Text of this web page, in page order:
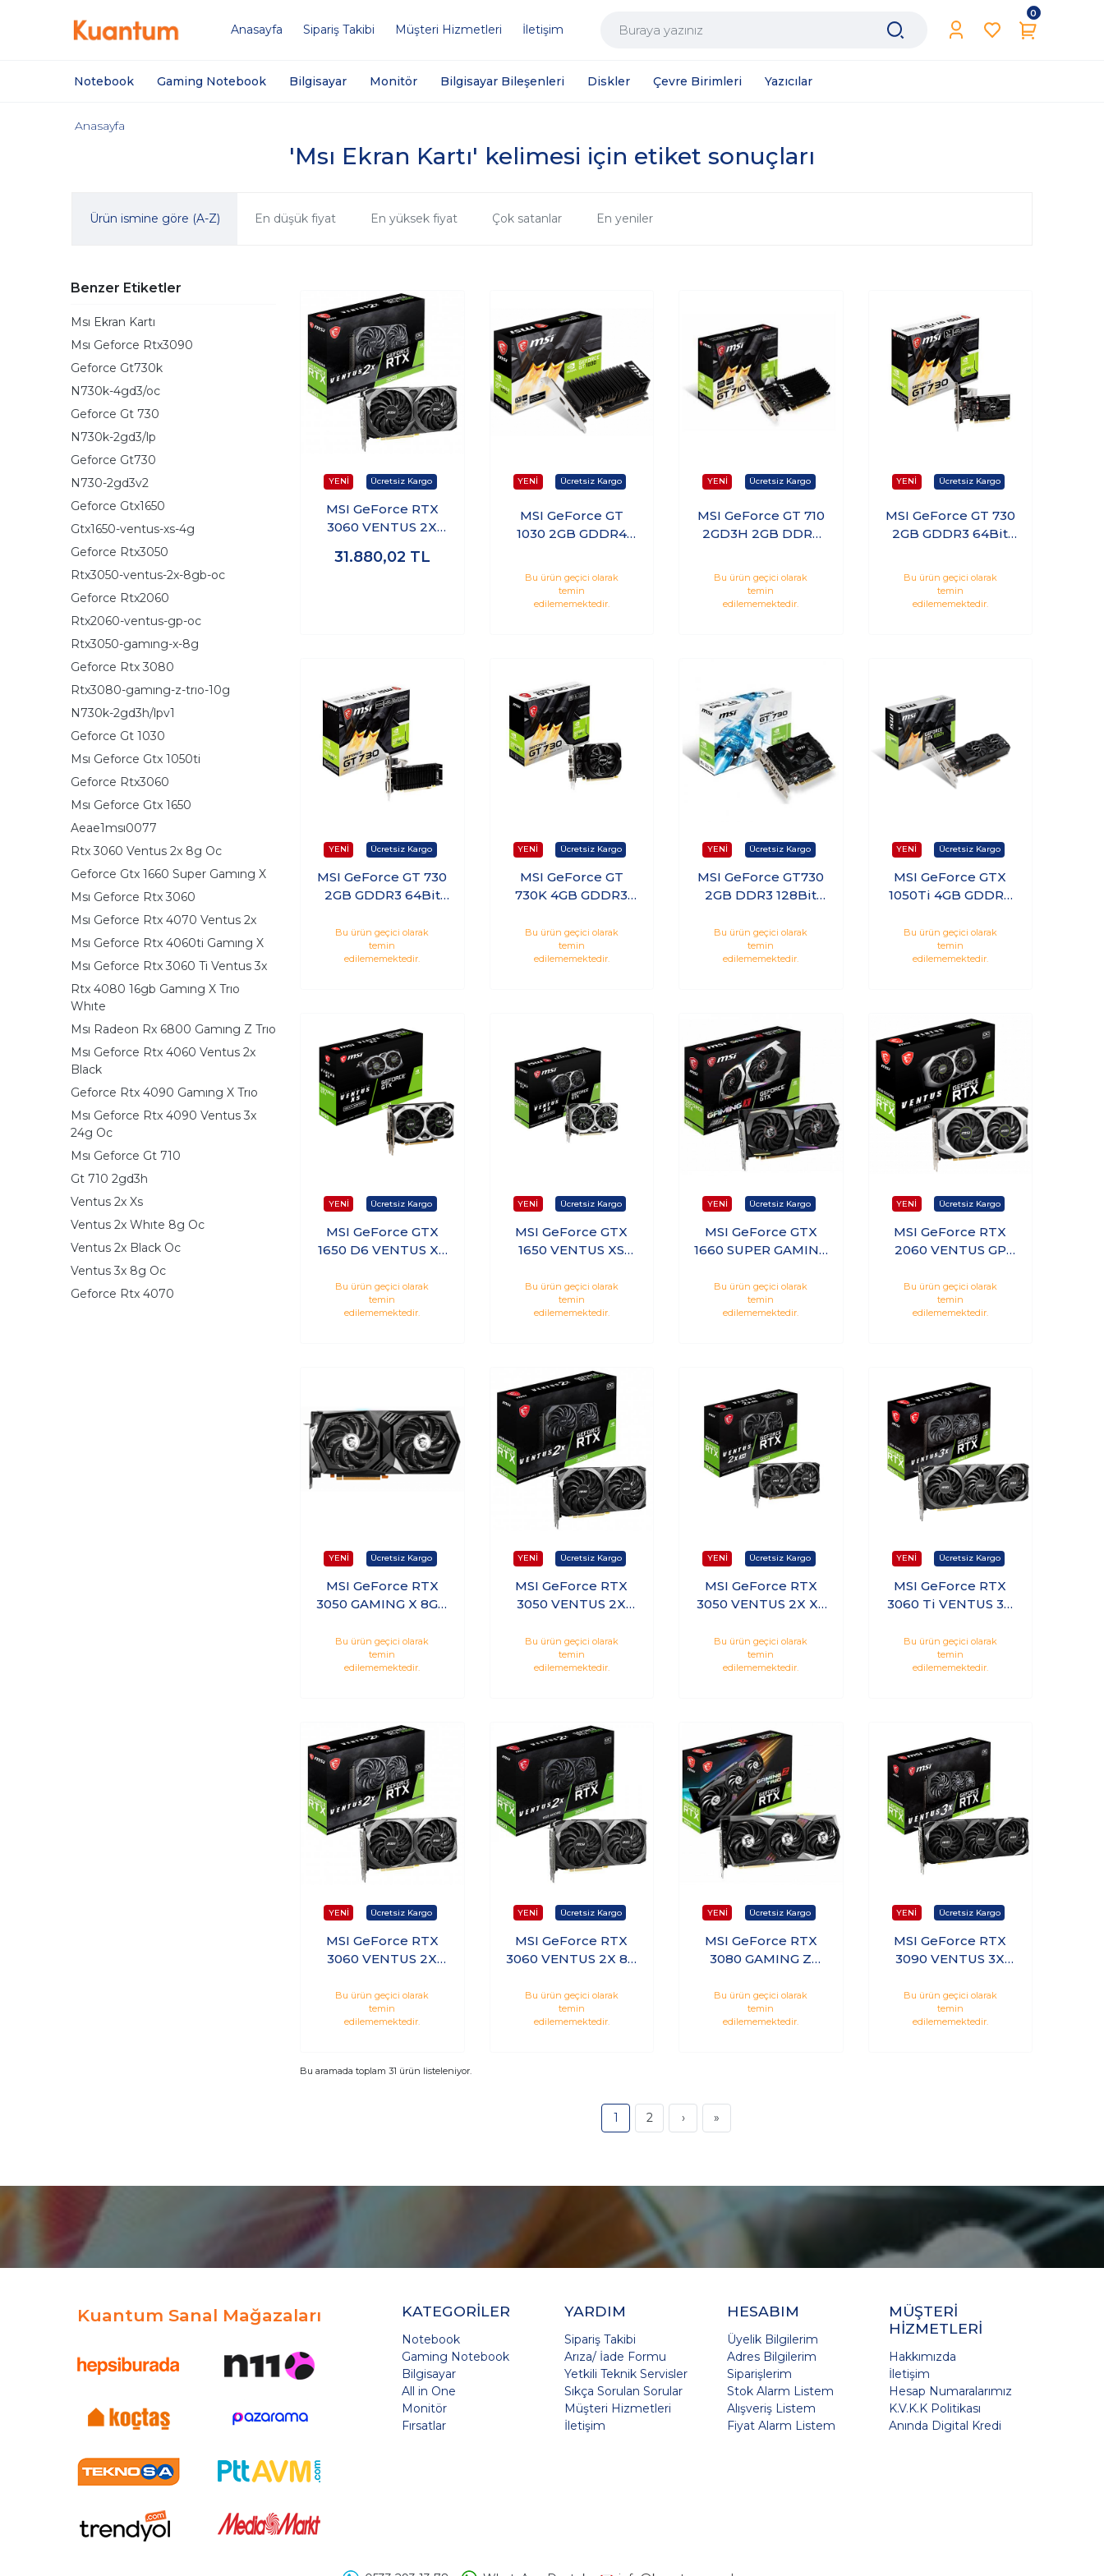
Anasayfa Sipariş Takibi Müşteri Hizmetleri İletişim
0
Notebook Gaming Notebook Bilgisayar Monitör Bilgisayar Bileşenleri Diskler Çevre Birimleri Yazıcılar
'Msı Ekran Kartı' kelimesi için etiket sonuçları
Anasayfa
Ürün ismine göre (A-Z) En düşük fiyat En yüksek fiyat Çok satanlar En yeniler
Benzer Etiketler
Msı Ekran Kartı
Msı Geforce Rtx3090
Geforce Gt730k
N730k-4gd3/oc
Geforce Gt 730
N730k-2gd3/lp
Geforce Gt730
N730-2gd3v2
Geforce Gtx1650
Gtx1650-ventus-xs-4g
Geforce Rtx3050
Rtx3050-ventus-2x-8gb-oc
Geforce Rtx2060
Rtx2060-ventus-gp-oc
Rtx3050-gamıng-x-8g
Geforce Rtx 3080
Rtx3080-gamıng-z-trıo-10g
N730k-2gd3h/lpv1
Geforce Gt 1030
Msı Geforce Gtx 1050ti
Geforce Rtx3060
Msı Geforce Gtx 1650
Aeae1msı0077
Rtx 3060 Ventus 2x 8g Oc
Geforce Gtx 1660 Super Gamıng X
Msı Geforce Rtx 3060
Msı Geforce Rtx 4070 Ventus 2x
Msı Geforce Rtx 4060ti Gamıng X
Msı Geforce Rtx 3060 Ti Ventus 3x
Rtx 4080 16gb Gamıng X Trıo
Whıte
Msı Radeon Rx 6800 Gamıng Z Trıo
Msı Geforce Rtx 4060 Ventus 2x
Black
Geforce Rtx 4090 Gamıng X Trıo
Msı Geforce Rtx 4090 Ventus 3x
24g Oc
Msı Geforce Gt 710
Gt 710 2gd3h
Ventus 2x Xs
Ventus 2x Whıte 8g Oc
Ventus 2x Black Oc
Ventus 3x 8g Oc
Geforce Rtx 4070
MSI GeForce RTX
3060 VENTUS 2X
GDDR6 192Bit
31.880,02 TL
MSI GeForce GT
1030 2GB GDDR4
Bu ürün geçici olarak
temin
edilememektedir.
MSI GeForce GT 710
2GD3H 2GB DDR3
Bu ürün geçici olarak
temin
edilememektedir.
MSI GeForce GT 730
2GB GDDR3 64Bit
Bu ürün geçici olarak
temin
edilememektedir.
MSI GeForce GT 730
2GB GDDR3 64Bit
N730K-2GD3H/LPV1
Bu ürün geçici olarak
temin
edilememektedir.
MSI GeForce GT
730K 4GB GDDR3
Kartı N730K-
4GD3/OC
Bu ürün geçici olarak
temin
edilememektedir.
MSI GeForce GT730
2GB DDR3 128Bit
N730-2GD3V2
Bu ürün geçici olarak
temin
edilememektedir.
MSI GeForce GTX
1050Ti 4GB GDDR5
Kartı
Bu ürün geçici olarak
temin
edilememektedir.
MSI GeForce GTX
1650 D6 VENTUS XS
128Bit Nvidia Ekran
Kartı
Bu ürün geçici olarak
temin
edilememektedir.
MSI GeForce GTX
1650 VENTUS XS
Nvidia Ekran Kartı
Bu ürün geçici olarak
temin
edilememektedir.
MSI GeForce GTX
1660 SUPER GAMING
Nvidia Ekran Kartı
Bu ürün geçici olarak
temin
edilememektedir.
MSI GeForce RTX
2060 VENTUS GP
192Bit Nvidia Ekran
Kartı RTX2060-
Bu ürün geçici olarak
temin
edilememektedir.
MSI GeForce RTX
3050 GAMING X 8GB
Nvidia Ekran Kartı
Bu ürün geçici olarak
temin
edilememektedir.
MSI GeForce RTX
3050 VENTUS 2X
128Bit Nvida Ekran
Kartı RTX3050-
VENTUS-2X-8GB-OC
Bu ürün geçici olarak
temin
edilememektedir.
MSI GeForce RTX
3050 VENTUS 2X XS
128Bit Nvidia Ekran
Kartı
Bu ürün geçici olarak
temin
edilememektedir.
MSI GeForce RTX
3060 Ti VENTUS 3X
Nvidia Ekran Kartı
Bu ürün geçici olarak
temin
edilememektedir.
MSI GeForce RTX
3060 VENTUS 2X
192Bit Nvidia Ekran
Kartı
Bu ürün geçici olarak
temin
edilememektedir.
MSI GeForce RTX
3060 VENTUS 2X 8G
128Bit Nvidia Ekran
Kartı
Bu ürün geçici olarak
temin
edilememektedir.
MSI GeForce RTX
3080 GAMING Z
320Bit Nvidia Ekran
Kartı
Bu ürün geçici olarak
temin
edilememektedir.
MSI GeForce RTX
3090 VENTUS 3X
GDDR6X 384Bit
Nvidia Ekran Kartı
Bu ürün geçici olarak
temin
edilememektedir.
Bu aramada toplam 31 ürün listeleniyor.
1 2 › »
Kuantum Sanal Mağazaları KATEGORİLER
Notebook
Gaming Notebook
Bilgisayar
All in One
Monitör
Fırsatlar
YARDIM
Sipariş Takibi
Arıza/ İade Formu
Yetkili Teknik Servisler
Sıkça Sorulan Sorular
Müşteri Hizmetleri
İletişim
HESABIM
Üyelik Bilgilerim
Adres Bilgilerim
Siparişlerim
Stok Alarm Listem
Alışveriş Listem
Fiyat Alarm Listem
MÜŞTERİ
HİZMETLERİ
Hakkımızda
İletişim
Hesap Numaralarımız
K.V.K.K Politikası
Anında Digital Kredi